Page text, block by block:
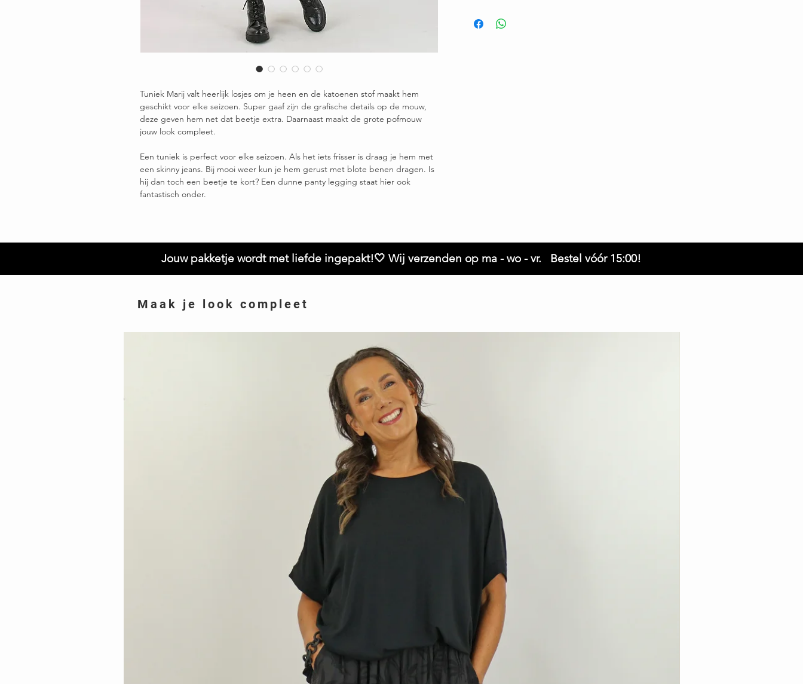
Tuniek Marij valt heerlijk losjes om je heen en de katoenen stof maakt hem
geschikt voor elke seizoen. Super gaaf zijn de grafische details op de mouw,
deze geven hem net dat beetje extra. Daarnaast maakt de grote pofmouw
jouw look compleet.
Een tuniek is perfect voor elke seizoen. Als het iets frisser is draag je hem met
een skinny jeans. Bij mooi weer kun je hem gerust met blote benen dragen. Is
hij dan toch een beetje te kort? Een dunne panty legging staat hier ook
fantastisch onder.
Maat XL/XXL: Buste 71 cm - Heup 75 cm
Jouw pakketje wordt met liefde ingepakt!🤍 Wij verzenden op ma - wo - vr. Bestel vóór 15:00!
Maak je look compleet